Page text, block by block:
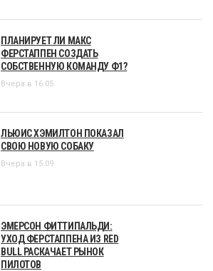
ПЛАНИРУЕТ ЛИ МАКС
ФЕРСТАППЕН СОЗДАТЬ
СОБСТВЕННУЮ КОМАНДУ Ф1?
Вчера в 16:05
ЛЬЮИС ХЭМИЛТОН ПОКАЗАЛ
СВОЮ НОВУЮ СОБАКУ
Вчера в 15:09
ЭМЕРСОН ФИТТИПАЛЬДИ:
УХОД ФЕРСТАППЕНА ИЗ RED
BULL РАСКАЧАЕТ РЫНОК
ПИЛОТОВ